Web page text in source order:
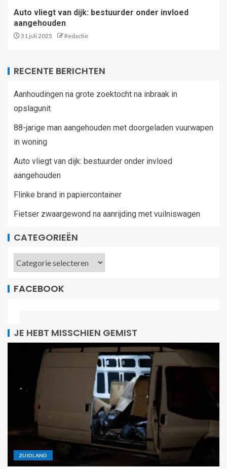
Auto vliegt van dijk: bestuurder onder invloed
aangehouden
31 juli 2025 Redactie
RECENTE BERICHTEN
Aanhoudingen na grote zoektocht na inbraak in
opslagunit
88-jarige man aangehouden met doorgeladen vuurwapen
in woning
Auto vliegt van dijk: bestuurder onder invloed
aangehouden
Flinke brand in papiercontainer
Fietser zwaargewond na aanrijding met vuilniswagen
CATEGORIEËN
FACEBOOK
JE HEBT MISSCHIEN GEMIST
ZUIDLAND